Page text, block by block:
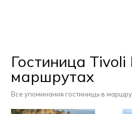
Гостиница Tivoli
маршрутах
Все упоминания гостиницы в